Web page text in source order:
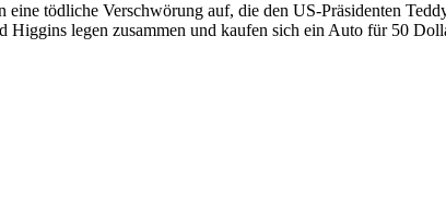
tödliche Verschwörung auf, die den US-Präsidenten
Higgins legen zusammen und kaufen sich ein Auto für 50